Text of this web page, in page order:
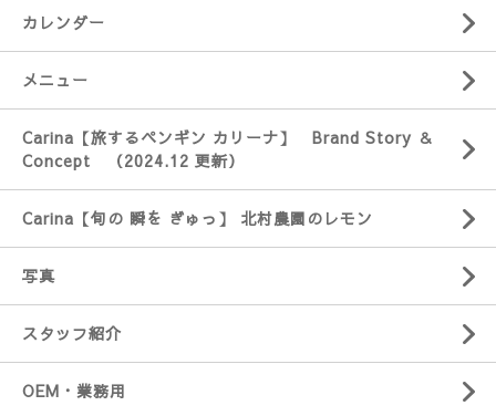
カレンダー
メニュー
Carina【旅するペンギン カリーナ】 Brand Story ＆
Concept （2024.12 更新）
Carina【旬の 瞬を ぎゅっ】 北村農園のレモン
写真
スタッフ紹介
OEM・業務用